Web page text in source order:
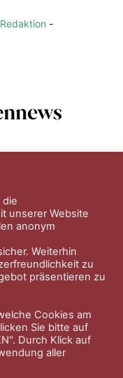
-
Natura Vitalis
GmbH-
seit 1986 -
30 Jahren.
unserer Website
anonym
Weiterhin
zu
präsentieren zu
Cookies am
Sie bitte auf
Durch Klick auf
aller